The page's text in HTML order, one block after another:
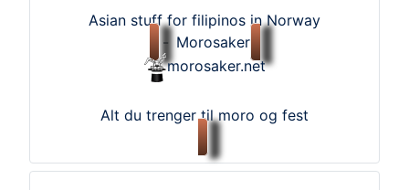
Asian stuff for filipinos in Norway
- Morosaker
morosaker.net
Alt du trenger til moro og fest